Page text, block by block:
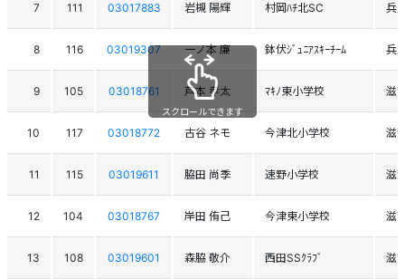
7 111 03017883 岩槻 陽輝 村岡ﾊﾁ北SC 兵
8 116 03019307 一ノ本 廉 鉢伏ｼﾞｭﾆｱｽｷｰﾁｰﾑ 兵
9 105 03018761 芦本 孝太 ﾏｷﾉ東小学校 滋
10 117 03018772 古谷 ネモ 今津北小学校 滋
11 115 03019611 脇田 尚季 速野小学校 滋
12 104 03018767 岸田 侑己 今津東小学校 滋
13 108 03019601 森脇 敬介 西田SSｸﾗﾌﾞ 滋
スクロールできます